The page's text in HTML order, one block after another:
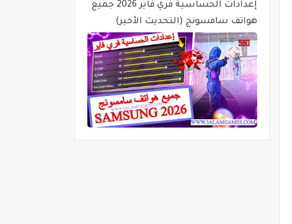
إعدادات الحساسية فري فاير 2026 جميع
هواتف سامسونج (التحديث الأخير)